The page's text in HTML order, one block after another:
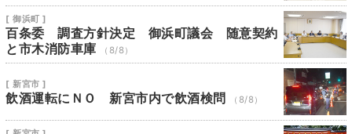
[ 御浜町 ]
百条委 調査方針決定 御浜町議会 随意契約
と市木消防車庫
（8/8）
[ 新宮市 ]
飲酒運転にＮＯ 新宮市内で飲酒検問 （8/8）